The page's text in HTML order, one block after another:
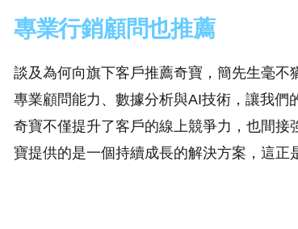
專業行銷顧問也推薦
談及為何向旗下客戶推薦奇寶，簡先生毫
專業顧問能力、數據分析與AI技術，讓我們
奇寶不僅提升了客戶的線上競爭力，也間
寶提供的是一個持續成長的解決方案，這正